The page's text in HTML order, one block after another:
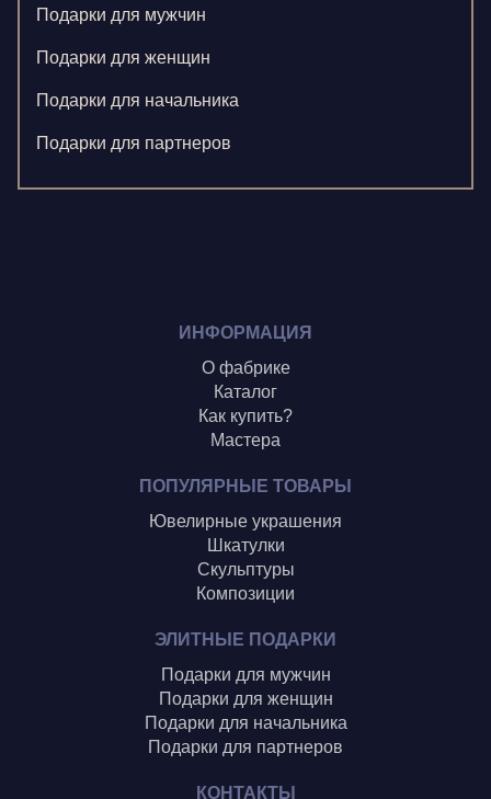
Корнилова В.
Ларионова С.
Левушкина Н.
Ненажный А.
Олонцев О.
Подарки для мужчин
Подарки для женщин
Подарки для начальника
Подарки для партнеров
ИНФОРМАЦИЯ
О фабрике
Каталог
Как купить?
Мастера
ПОПУЛЯРНЫЕ ТОВАРЫ
Ювелирные украшения
Шкатулки
Скульптуры
Композиции
ЭЛИТНЫЕ ПОДАРКИ
Подарки для мужчин
Подарки для женщин
Подарки для начальника
Подарки для партнеров
КОНТАКТЫ